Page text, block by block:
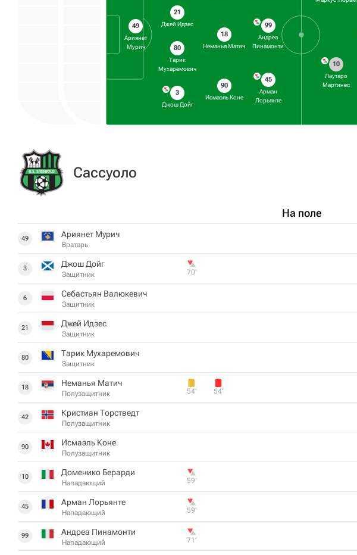
49
Ариянет
Мурич
21
Джей Идзес
80
Тарик
Мухаремович
3
Джош Дойг
18
Неманья Матич
90
Исмаэль Коне
99
Андреа
Пинамонти
45
Арман
Лорьянте
10
Лаутаро
Мартинес
Сассуоло
На поле
49 Ариянет Мурич
Вратарь
3 Джош Дойг
Защитник 70‎’‎
6 Себастьян Валюкевич
Защитник
21 Джей Идзес
Защитник
80 Тарик Мухаремович
Защитник
18 Неманья Матич
Полузащитник 54‎’‎ 54‎’‎
42 Кристиан Торстведт
Полузащитник
90 Исмаэль Коне
Полузащитник
10 Доменико Берарди
Нападающий 59‎’‎
45 Арман Лорьянте
Нападающий 59‎’‎
99 Андреа Пинамонти
Нападающий 71‎’‎